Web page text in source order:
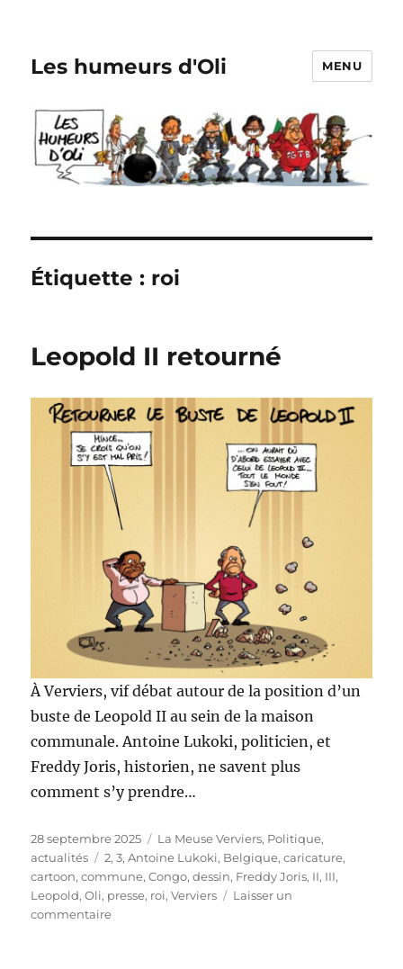
Les humeurs d'Oli MENU
Étiquette : roi
Leopold II retourné
À Verviers, vif débat autour de la position d’un
buste de Leopold II au sein de la maison
communale. Antoine Lukoki, politicien, et
Freddy Joris, historien, ne savent plus
comment s’y prendre…
Publié
le
28 septembre 2025 Catégories
La Meuse Verviers, Politique,
actualités
Étiquettes
2,3,Antoine Lukoki, Belgique,caricature,
cartoon,commune,Congo,dessin, Freddy Joris, II, III,
Leopold,Oli, presse, roi,Verviers
Laisser un
commentairesur